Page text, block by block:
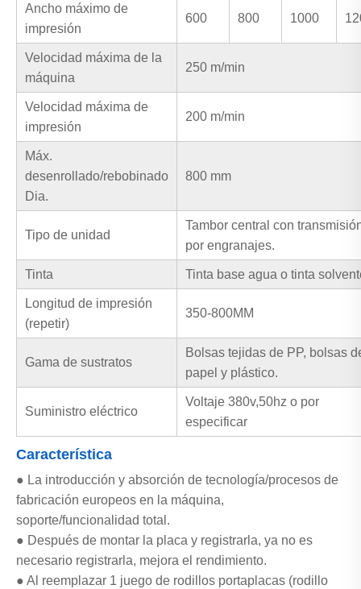
Ancho máximo de
impresión
600 800 1000
Velocidad máxima de la
máquina
250 m/min
Velocidad máxima de
impresión
200 m/min
Máx.
desenrollado/rebobinado
Dia.
800 mm
Tipo de unidad
Tambor central con
por engranajes.
Tinta Tinta base agua o tinta
Longitud de impresión
(repetir)
350-800MM
Gama de sustratos
Bolsas tejidas de PP, bolsas
papel y plástico.
Suministro eléctrico
Voltaje 380v,50hz o por
especificar
Característica
● La introducción y absorción de tecnología/procesos de
fabricación europeos en la máquina,
soporte/funcionalidad total.
● Después de montar la placa y registrarla, ya no es
necesario registrarla, mejora el rendimiento.
● Al reemplazar 1 juego de rodillos portaplacas (rodillo